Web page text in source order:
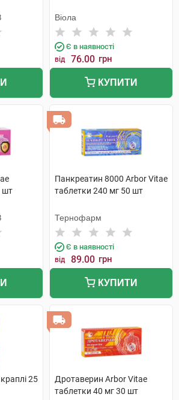
Віола
Є в наявності
від 76.00 грн
КУПИТИ
шт
Панкреатин 8000 Arbor Vitae
таблетки 240 мг 50 шт
Тернофарм
Є в наявності
від 89.00 грн
КУПИТИ
25
Дротаверин Arbor Vitae
таблетки 40 мг 30 шт